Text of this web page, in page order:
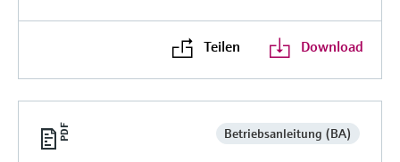
Teilen Download
Betriebsanleitung (BA)